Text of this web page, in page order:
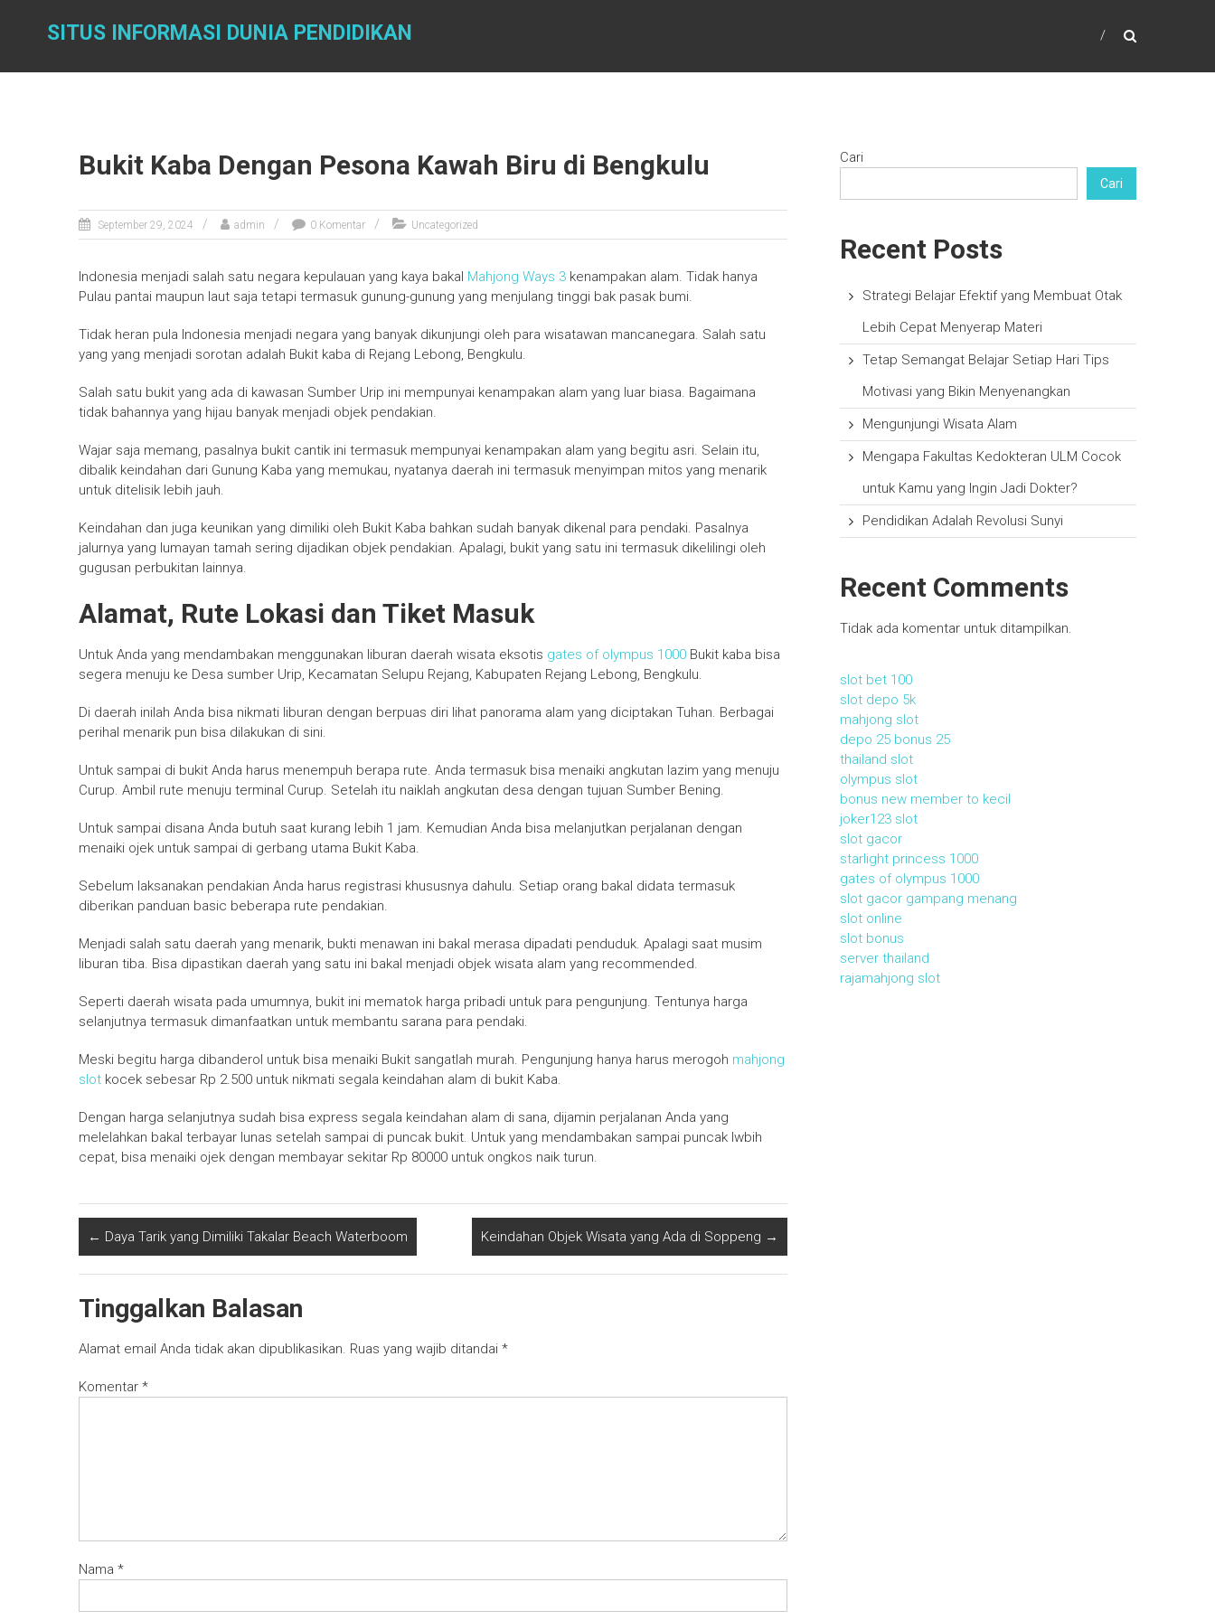
SITUS INFORMASI DUNIA PENDIDIKAN
Bukit Kaba Dengan Pesona Kawah Biru di Bengkulu
September 29, 2024 admin 0 Komentar Uncategorized
Indonesia menjadi salah satu negara kepulauan yang kaya bakal Mahjong Ways 3 kenampakan alam. Tidak hanya
Pulau pantai maupun laut saja tetapi termasuk gunung-gunung yang menjulang tinggi bak pasak bumi.
Tidak heran pula Indonesia menjadi negara yang banyak dikunjungi oleh para wisatawan mancanegara. Salah satu
yang yang menjadi sorotan adalah Bukit kaba di Rejang Lebong, Bengkulu.
Salah satu bukit yang ada di kawasan Sumber Urip ini mempunyai kenampakan alam yang luar biasa. Bagaimana
tidak bahannya yang hijau banyak menjadi objek pendakian.
Wajar saja memang, pasalnya bukit cantik ini termasuk mempunyai kenampakan alam yang begitu asri. Selain itu,
dibalik keindahan dari Gunung Kaba yang memukau, nyatanya daerah ini termasuk menyimpan mitos yang menarik
untuk ditelisik lebih jauh.
Keindahan dan juga keunikan yang dimiliki oleh Bukit Kaba bahkan sudah banyak dikenal para pendaki. Pasalnya
jalurnya yang lumayan tamah sering dijadikan objek pendakian. Apalagi, bukit yang satu ini termasuk dikelilingi oleh
gugusan perbukitan lainnya.
Alamat, Rute Lokasi dan Tiket Masuk
Untuk Anda yang mendambakan menggunakan liburan daerah wisata eksotis gates of olympus 1000 Bukit kaba bisa
segera menuju ke Desa sumber Urip, Kecamatan Selupu Rejang, Kabupaten Rejang Lebong, Bengkulu.
Di daerah inilah Anda bisa nikmati liburan dengan berpuas diri lihat panorama alam yang diciptakan Tuhan. Berbagai
perihal menarik pun bisa dilakukan di sini.
Untuk sampai di bukit Anda harus menempuh berapa rute. Anda termasuk bisa menaiki angkutan lazim yang menuju
Curup. Ambil rute menuju terminal Curup. Setelah itu naiklah angkutan desa dengan tujuan Sumber Bening.
Untuk sampai disana Anda butuh saat kurang lebih 1 jam. Kemudian Anda bisa melanjutkan perjalanan dengan
menaiki ojek untuk sampai di gerbang utama Bukit Kaba.
Sebelum laksanakan pendakian Anda harus registrasi khususnya dahulu. Setiap orang bakal didata termasuk
diberikan panduan basic beberapa rute pendakian.
Menjadi salah satu daerah yang menarik, bukti menawan ini bakal merasa dipadati penduduk. Apalagi saat musim
liburan tiba. Bisa dipastikan daerah yang satu ini bakal menjadi objek wisata alam yang recommended.
Seperti daerah wisata pada umumnya, bukit ini mematok harga pribadi untuk para pengunjung. Tentunya harga
selanjutnya termasuk dimanfaatkan untuk membantu sarana para pendaki.
Meski begitu harga dibanderol untuk bisa menaiki Bukit sangatlah murah. Pengunjung hanya harus merogoh mahjong
slot kocek sebesar Rp 2.500 untuk nikmati segala keindahan alam di bukit Kaba.
Dengan harga selanjutnya sudah bisa express segala keindahan alam di sana, dijamin perjalanan Anda yang
melelahkan bakal terbayar lunas setelah sampai di puncak bukit. Untuk yang mendambakan sampai puncak lwbih
cepat, bisa menaiki ojek dengan membayar sekitar Rp 80000 untuk ongkos naik turun.
← Daya Tarik yang Dimiliki Takalar Beach Waterboom Keindahan Objek Wisata yang Ada di Soppeng →
Tinggalkan Balasan
Alamat email Anda tidak akan dipublikasikan. Ruas yang wajib ditandai *
Komentar *
Nama *
Cari
Cari
Recent Posts
Strategi Belajar Efektif yang Membuat Otak
Lebih Cepat Menyerap Materi
Tetap Semangat Belajar Setiap Hari Tips
Motivasi yang Bikin Menyenangkan
Mengunjungi Wisata Alam
Mengapa Fakultas Kedokteran ULM Cocok
untuk Kamu yang Ingin Jadi Dokter?
Pendidikan Adalah Revolusi Sunyi
Recent Comments
Tidak ada komentar untuk ditampilkan.
slot bet 100
slot depo 5k
mahjong slot
depo 25 bonus 25
thailand slot
olympus slot
bonus new member to kecil
joker123 slot
slot gacor
starlight princess 1000
gates of olympus 1000
slot gacor gampang menang
slot online
slot bonus
server thailand
rajamahjong slot